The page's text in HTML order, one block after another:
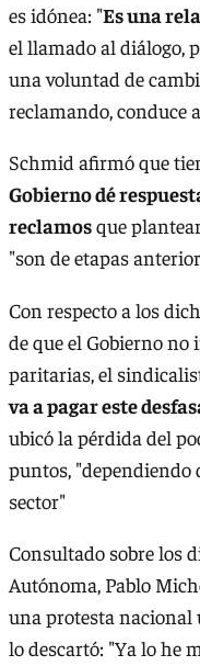
es idónea: "Es una
el llamado al diálogo,
una voluntad de
reclamando, conduce
Schmid afirmó que
Gobierno dé
reclamosque
"son de etapas
Con respecto a los
de que el Gobierno
paritarias, el
va a pagar este
ubicó la pérdida del
puntos, "dependiendo
sector"
Consultado sobre los
Autónoma, Pablo
una protesta nacional
lo descartó: "Ya lo he